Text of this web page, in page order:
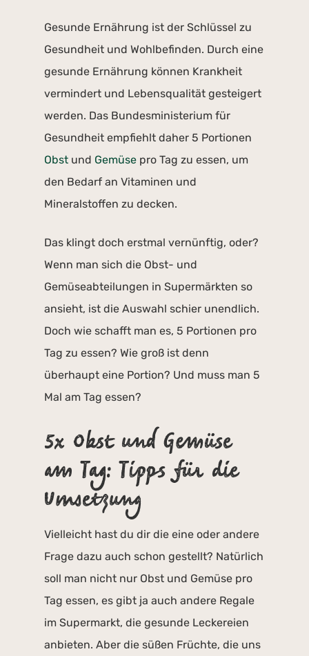
Gesunde Ernährung ist der Schlüssel zu
Gesundheit und Wohlbefinden. Durch eine
gesunde Ernährung können Krankheit
vermindert und Lebensqualität gesteigert
werden. Das Bundesministerium für
Gesundheit empfiehlt daher 5 Portionen
Obst und Gemüse pro Tag zu essen, um
den Bedarf an Vitaminen und
Mineralstoffen zu decken.
Das klingt doch erstmal vernünftig, oder?
Wenn man sich die Obst- und
Gemüseabteilungen in Supermärkten so
ansieht, ist die Auswahl schier unendlich.
Doch wie schafft man es, 5 Portionen pro
Tag zu essen? Wie groß ist denn
überhaupt eine Portion? Und muss man 5
Mal am Tag essen?
5x Obst und Gemüse
am Tag: Tipps für die
Umsetzung
Vielleicht hast du dir die eine oder andere
Frage dazu auch schon gestellt? Natürlich
soll man nicht nur Obst und Gemüse pro
Tag essen, es gibt ja auch andere Regale
im Supermarkt, die gesunde Leckereien
anbieten. Aber die süßen Früchte, die uns